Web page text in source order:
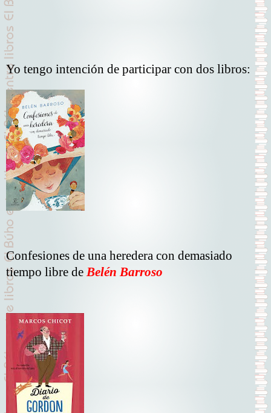
Yo tengo intención de participar con dos libros:
Confesiones de una heredera con demasiado
tiempo libre deBelén Barroso